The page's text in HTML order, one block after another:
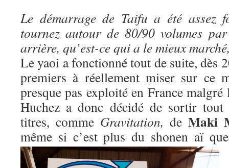
Le démarrage de Taifu a été assez
tournez autour de 80/90 volumes
arrière, qu’est-ce qui a le mieux
Le yaoi a fonctionné tout de suite, dès
premiers à réellement miser sur ce
presque pas exploité en France
Huchez a donc décidé de sortir tout
titres, comme Gravitation, de Maki
même si c’est plus du shonen aï